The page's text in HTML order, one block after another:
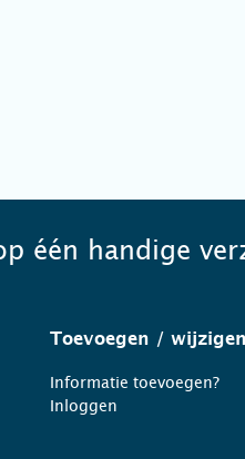
één handige
Toevoegen / wijzigen
Informatie toevoegen?
Inloggen